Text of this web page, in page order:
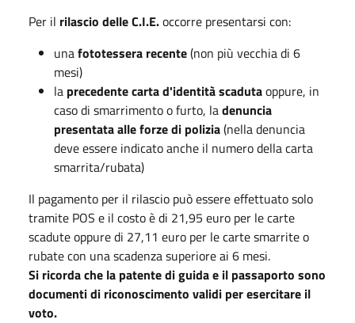
Per il rilascio delle C.I.E.occorre presentarsi con:
unafototessera recente(non più vecchia di 6
mesi)
la precedente carta d'identità scadutaoppure, in
caso di smarrimento o furto, ladenuncia
presentata alle forze di polizia(nella denuncia
deve essere indicato anche il numero della carta
smarrita/rubata)
Il pagamento per il rilascio può essere effettuato solo
tramite POS e il costo è di 21,95 euro per le carte
scadute oppure di 27,11 euro per le carte smarrite o
rubate con una scadenza superiore ai 6 mesi.
Si ricorda che la patente di guida e il passaporto sono
documenti di riconoscimento validi per esercitare il
voto.